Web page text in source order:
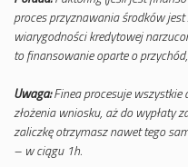
proces przyznawania środków
wiarygodności kredytowej
to finansowanie oparte o
Uwaga:Finea procesuje wszystkie
złożenia wniosku, aż do wypłaty
zaliczkę otrzymasz nawet tego
– w ciągu 1h.